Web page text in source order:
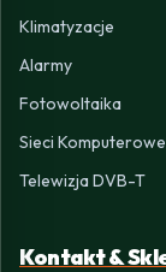
Klimatyzacje
Alarmy
Fotowoltaika
Sieci Komputerowe
Telewizja DVB-T
Kontakt &